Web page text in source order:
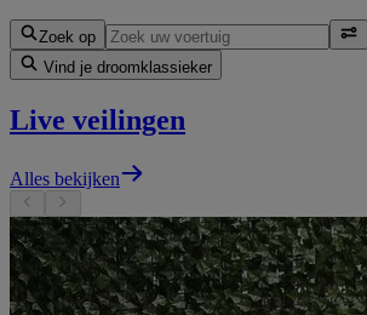
Zoek op
Vind je droomklassieker
Live veilingen
Alles bekijken